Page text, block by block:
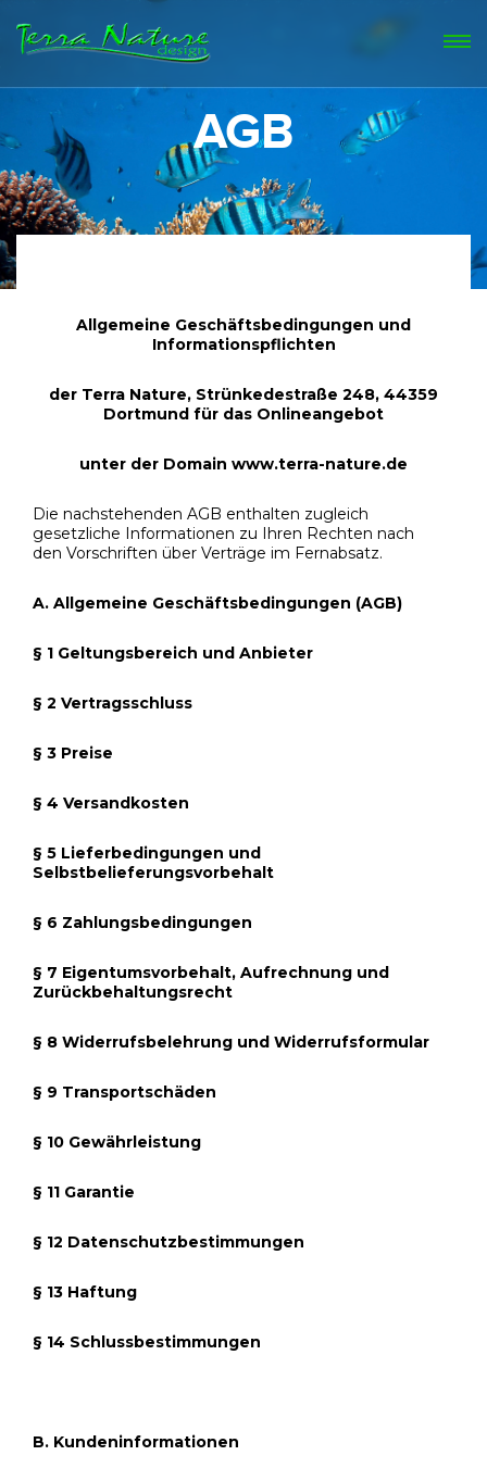
AGB
Allgemeine Geschäftsbedingungen und
Informationspflichten
der Terra Nature, Strünkedestraße 248, 44359
Dortmund für das Onlineangebot
unter der Domain www.terra-nature.de
Die nachstehenden AGB enthalten zugleich
gesetzliche Informationen zu Ihren Rechten nach
den Vorschriften über Verträge im Fernabsatz.
A. Allgemeine Geschäftsbedingungen (AGB)
§ 1 Geltungsbereich und Anbieter
§ 2 Vertragsschluss
§ 3 Preise
§ 4 Versandkosten
§ 5 Lieferbedingungen und
Selbstbelieferungsvorbehalt
§ 6 Zahlungsbedingungen
§ 7 Eigentumsvorbehalt, Aufrechnung und
Zurückbehaltungsrecht
§ 8 Widerrufsbelehrung und Widerrufsformular
§ 9 Transportschäden
§ 10 Gewährleistung
§ 11 Garantie
§ 12 Datenschutzbestimmungen
§ 13 Haftung
§ 14 Schlussbestimmungen
B. Kundeninformationen